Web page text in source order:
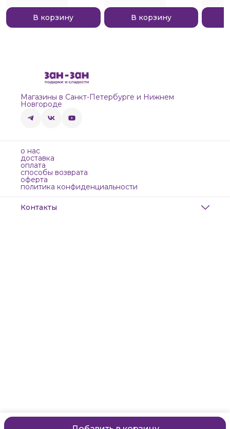
В корзину В корзину
Магазины в Санкт-Петербурге и Нижнем
Новгороде
о нас
доставка
оплата
способы возврата
оферта
политика конфиденциальности
Контакты